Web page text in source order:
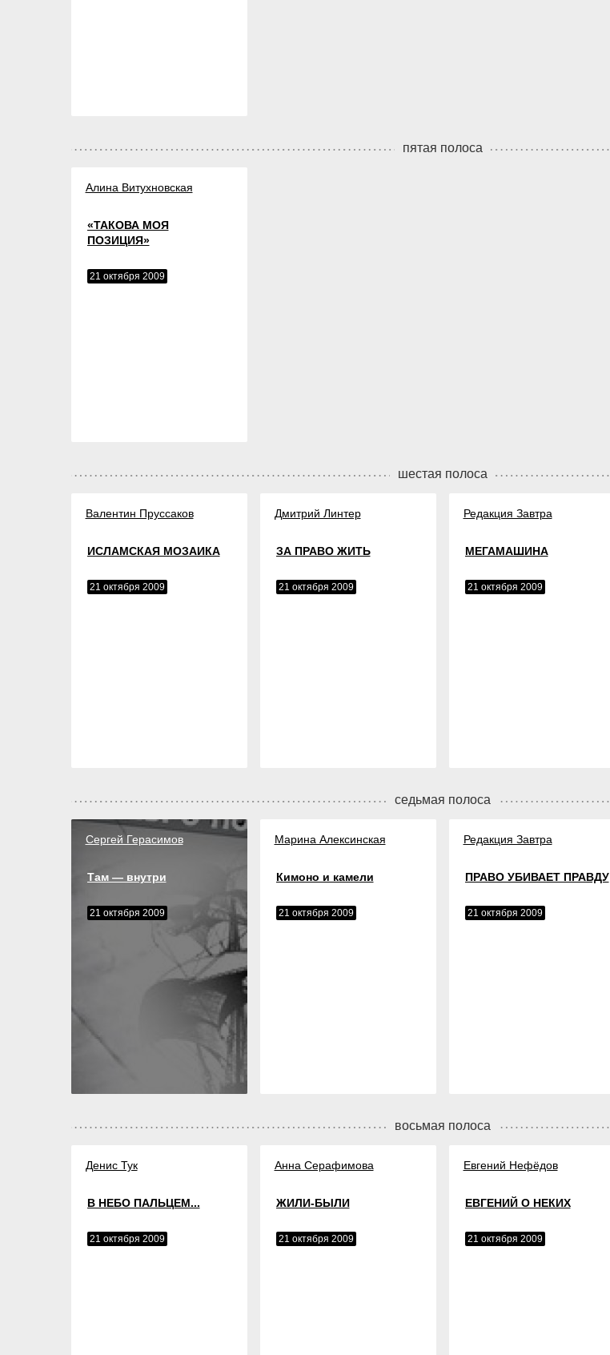
пятая полоса
Алина Витухновская
«ТАКОВА МОЯ
ПОЗИЦИЯ»
21 октября 2009
шестая полоса
Валентин Пруссаков
ИСЛАМСКАЯ МОЗАИКА
21 октября 2009
Дмитрий Линтер
ЗА ПРАВО ЖИТЬ
21 октября 2009
Редакция Завтра
МЕГАМАШИНА
21 октября 2009
седьмая полоса
Сергей Герасимов
Там — внутри
21 октября 2009
Марина Алексинская
Кимоно и камели
21 октября 2009
Редакция Завтра
ПРАВО УБИВАЕТ ПРАВДУ
21 октября 2009
восьмая полоса
Денис Тук
В НЕБО ПАЛЬЦЕМ...
21 октября 2009
Анна Серафимова
ЖИЛИ-БЫЛИ
21 октября 2009
Евгений Нефёдов
ЕВГЕНИЙ О НЕКИХ
21 октября 2009